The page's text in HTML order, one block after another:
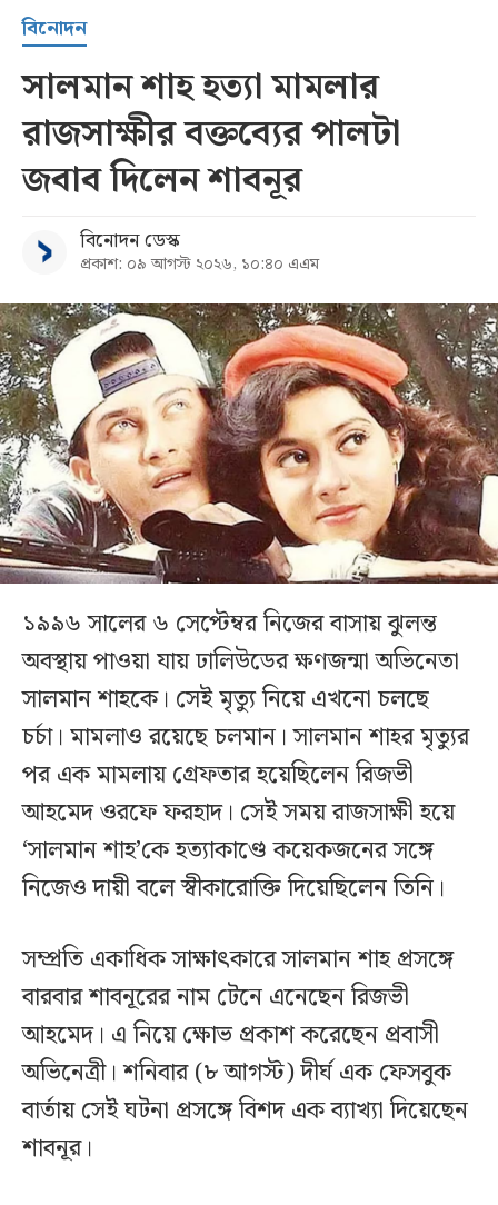
বিনোদন
সালমান শাহ হত্যা মামলার
রাজসাক্ষীর বক্তব্যের পালটা
জবাব দিলেন শাবনূর
বিনোদন ডেস্ক
প্রকাশ: ০৯ আগস্ট ২০২৬, ১০:৪০ এএম
১৯৯৬ সালের ৬ সেপ্টেম্বর নিজের বাসায় ঝুলন্ত
অবস্থায় পাওয়া যায় ঢালিউডের ক্ষণজন্মা অভিনেতা
সালমান শাহকে। সেই মৃত্যু নিয়ে এখনো চলছে
চর্চা। মামলাও রয়েছে চলমান। সালমান শাহর মৃত্যুর
পর এক মামলায় গ্রেফতার হয়েছিলেন রিজভী
আহমেদ ওরফে ফরহাদ। সেই সময় রাজসাক্ষী হয়ে
‘সালমান শাহ’কে হত্যাকাণ্ডে কয়েকজনের সঙ্গে
নিজেও দায়ী বলে স্বীকারোক্তি দিয়েছিলেন তিনি।
সম্প্রতি একাধিক সাক্ষাৎকারে সালমান শাহ প্রসঙ্গে
বারবার শাবনূরের নাম টেনে এনেছেন রিজভী
আহমেদ। এ নিয়ে ক্ষোভ প্রকাশ করেছেন প্রবাসী
অভিনেত্রী। শনিবার (৮ আগস্ট) দীর্ঘ এক ফেসবুক
বার্তায় সেই ঘটনা প্রসঙ্গে বিশদ এক ব্যাখ্যা দিয়েছেন
শাবনূর।